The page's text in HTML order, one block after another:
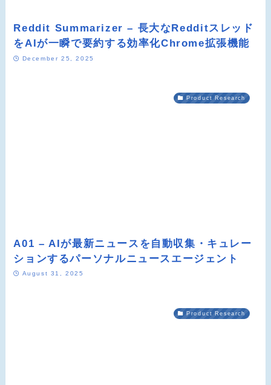
Reddit Summarizer – 長大なRedditスレッド
をAIが一瞬で要約する効率化Chrome拡張機能
December 25, 2025
Product Research
A01 – AIが最新ニュースを自動収集・キュレー
ションするパーソナルニュースエージェント
August 31, 2025
Product Research